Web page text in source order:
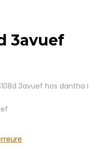
3avuef
3avuef hos dantha i